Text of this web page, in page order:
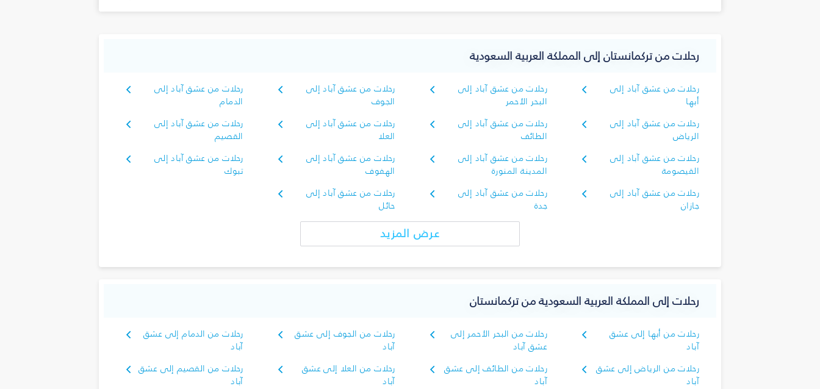
رحلات من تركمانستان إلى المملكة العربية السعودية
رحلات من عشق آباد إلى
أبها
رحلات من عشق آباد إلى
البحر الأحمر
رحلات من عشق آباد إلى
الجوف
رحلات من عشق آباد إلى
الدمام
رحلات من عشق آباد إلى
الرياض
رحلات من عشق آباد إلى
الطائف
رحلات من عشق آباد إلى
العلا
رحلات من عشق آباد إلى
القصيم
رحلات من عشق آباد إلى
القيصومة
رحلات من عشق آباد إلى
المدينة المنورة
رحلات من عشق آباد إلى
الهفوف
رحلات من عشق آباد إلى
تبوك‎
رحلات من عشق آباد إلى
جازان
رحلات من عشق آباد إلى
جدة
رحلات من عشق آباد إلى
حائل
عرض المزيد
رحلات إلى المملكة العربية السعودية من تركمانستان
رحلات من أبها إلى عشق
آباد
رحلات من البحر الأحمر إلى
عشق آباد
رحلات من الجوف إلى عشق
آباد
رحلات من الدمام إلى عشق
آباد
رحلات من الرياض إلى عشق
آباد
رحلات من الطائف إلى عشق
آباد
رحلات من العلا إلى عشق
آباد
رحلات من القصيم إلى عشق
آباد